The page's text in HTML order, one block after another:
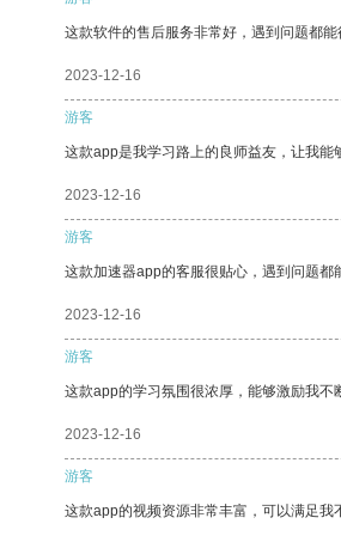
这款软件的售后服务非常好，遇到问题都能
2023-12-16
游客
这款app是我学习路上的良师益友，让我能
2023-12-16
游客
这款加速器app的客服很贴心，遇到问题都
2023-12-16
游客
这款app的学习氛围很浓厚，能够激励我不
2023-12-16
游客
这款app的视频资源非常丰富，可以满足我